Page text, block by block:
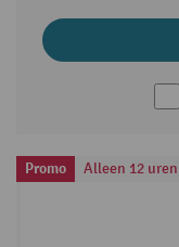
Promo Alleen 12 uren